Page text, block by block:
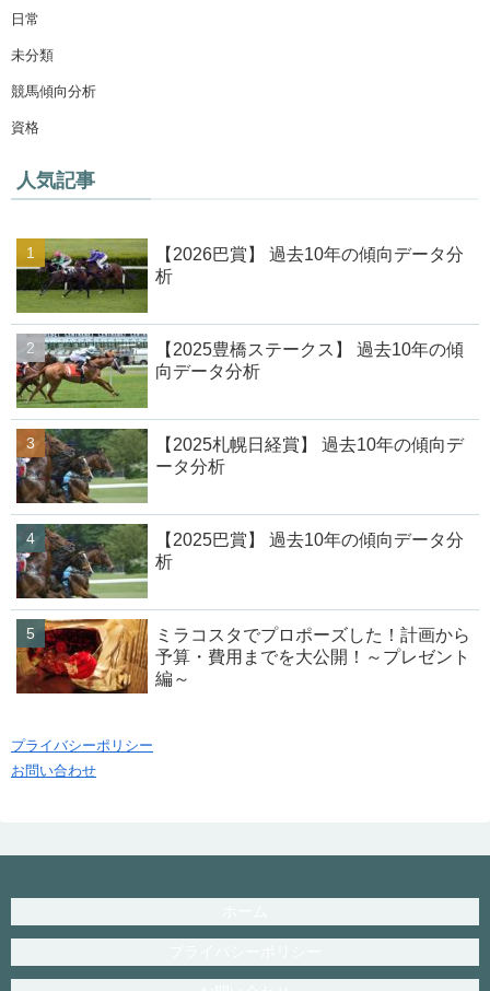
日常
未分類
競馬傾向分析
資格
人気記事
【2026巴賞】 過去10年の傾向データ分
析
【2025豊橋ステークス】 過去10年の傾
向データ分析
【2025札幌日経賞】 過去10年の傾向デ
ータ分析
【2025巴賞】 過去10年の傾向データ分
析
ミラコスタでプロポーズした！計画から
予算・費用までを大公開！～プレゼント
編～
プライバシーポリシー
お問い合わせ